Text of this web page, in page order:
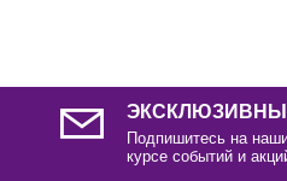
Подпишитесь на
курсе событий и